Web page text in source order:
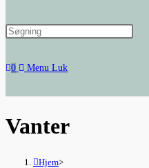
website
search
0 Menu Luk
Vanter
Hjem>